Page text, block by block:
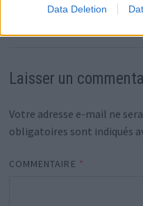
Data Deletion
24 avril 2024
Laisser un
Votre adresse e-mail ne
obligatoires sont indiqués
COMMENTAIRE *